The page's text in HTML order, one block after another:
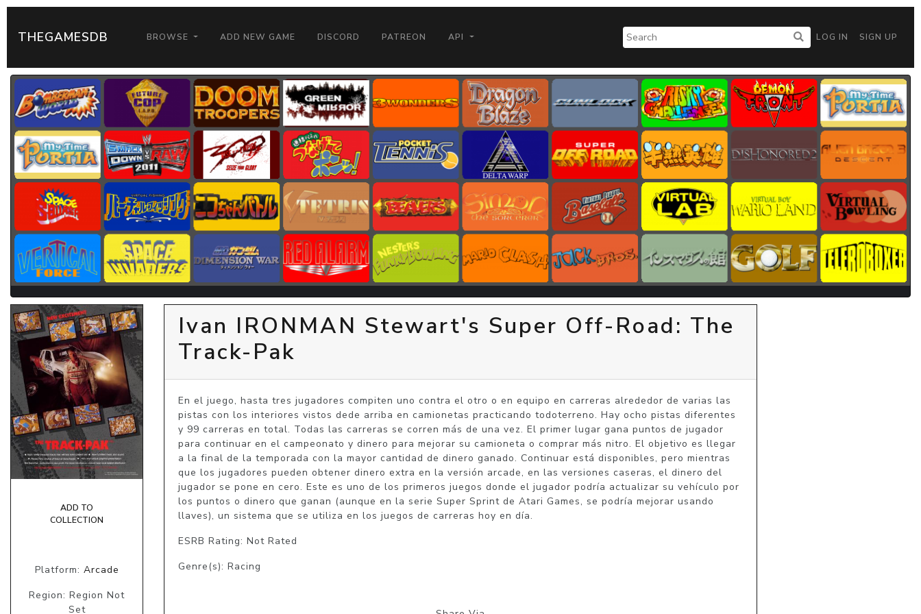
THEGAMESDB BROWSE ADD NEW GAME DISCORD PATREON API LOG IN SIGN UP
ADD TO
COLLECTION
Platform: Arcade
Region: Region Not
Set
Ivan IRONMAN Stewart's Super Off-Road: The
Track-Pak
En el juego, hasta tres jugadores compiten uno contra el otro o en equipo en carreras alrededor de varias las
pistas con los interiores vistos dede arriba en camionetas practicando todoterreno. Hay ocho pistas diferentes
y 99 carreras en total. Todas las carreras se corren más de una vez. El primer lugar gana puntos de jugador
para continuar en el campeonato y dinero para mejorar su camioneta o comprar más nitro. El objetivo es llegar
a la final de la temporada con la mayor cantidad de dinero ganado. Continuar está disponibles, pero mientras
que los jugadores pueden obtener dinero extra en la versión arcade, en las versiones caseras, el dinero del
jugador se pone en cero. Este es uno de los primeros juegos donde el jugador podría actualizar su vehículo por
los puntos o dinero que ganan (aunque en la serie Super Sprint de Atari Games, se podría mejorar usando
llaves), un sistema que se utiliza en los juegos de carreras hoy en día.
ESRB Rating: Not Rated
Genre(s): Racing